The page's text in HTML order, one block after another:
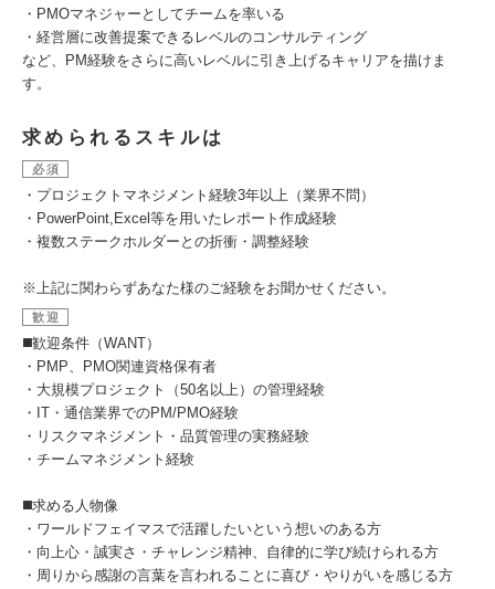
・PMOマネジャーとしてチームを率いる
・経営層に改善提案できるレベルのコンサルティング
など、PM経験をさらに高いレベルに引き上げるキャリアを描けま
す。
求められるスキルは
必須
・プロジェクトマネジメント経験3年以上（業界不問）
・PowerPoint,Excel等を用いたレポート作成経験
・複数ステークホルダーとの折衝・調整経験
※上記に関わらずあなた様のご経験をお聞かせください。
歓迎
◼️歓迎条件（WANT）
・PMP、PMO関連資格保有者
・大規模プロジェクト（50名以上）の管理経験
・IT・通信業界でのPM/PMO経験
・リスクマネジメント・品質管理の実務経験
・チームマネジメント経験
◼️求める人物像
・ワールドフェイマスで活躍したいという想いのある方
・向上心・誠実さ・チャレンジ精神、自律的に学び続けられる方
・周りから感謝の言葉を言われることに喜び・やりがいを感じる方